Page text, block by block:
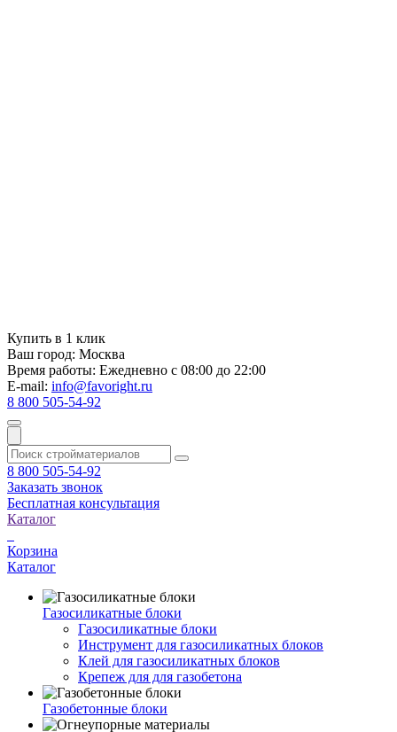
Купить в 1 клик
Ваш город: Москва
Время работы: Ежедневно с 08:00 до 22:00
E-mail: info@favoright.ru
8 800 505-54-92
8 800 505-54-92
Заказать звонок
Бесплатная консультация
Каталог
Корзина
Каталог
Газосиликатные блоки
Газосиликатные блоки
Инструмент для газосиликатных блоков
Клей для газосиликатных блоков
Крепеж для для газобетона
Газобетонные блоки